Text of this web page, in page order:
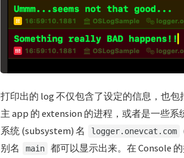
打印出的 log 不仅包含了设定的信息，也
主 app 的 extension 的进程，或者是一些
系统 (subsystem) 名
logger.onevcat.com
别名
main
都可以显示出来。在 Console